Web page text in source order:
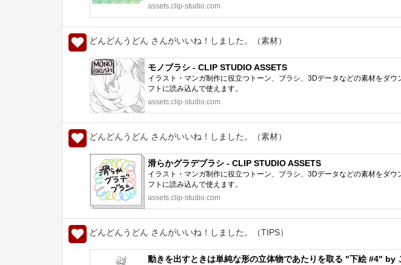
assets.clip-studio.com
どんどんうどん さんがいいね！しました。（素材）
モノブラシ - CLIP STUDIO ASSETS
イラスト・マンガ制作に役立つトーン、ブラシ、3Dデータなどの素材をダ
フトに読み込んで使えます。
assets.clip-studio.com
どんどんうどん さんがいいね！しました。（素材）
滑らかグラデブラシ - CLIP STUDIO ASSETS
イラスト・マンガ制作に役立つトーン、ブラシ、3Dデータなどの素材をダ
フトに読み込んで使えます。
assets.clip-studio.com
どんどんうどん さんがいいね！しました。（TIPS）
動きを出すときは単純な形の立体物であたりを取る "下絵 #4" by